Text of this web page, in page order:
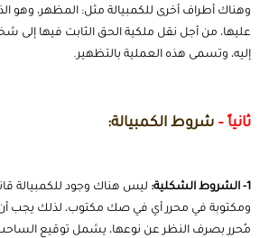
وهناك أطراف أخرى للكمبيالة مثل: المظهر، وهو
عليها، من أجل نقل ملكية الحق الثابت فيها
إليه، وتسمى هذه العملية بالتظهير.
ثانياً – شروط الكمبيالة:
1- الشروط الشكلية:
ليس هناك وجود للكمبيالة
ومكتوبة في محرر أي في صك مكتوب، لذلك يجب أن
مُحرر بصرف النظر عن نوعها، يشمل توقيع الساحب،